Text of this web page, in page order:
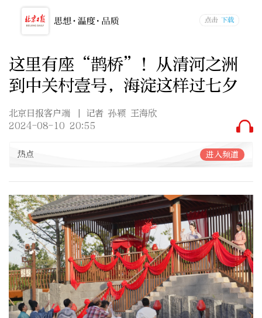
这里有座“鹊桥”！从清河之洲
到中关村壹号，海淀这样过七夕
北京日报客户端
| 记者 孙颖 王海欣
2024-08-10 20:55
热点 进入频道